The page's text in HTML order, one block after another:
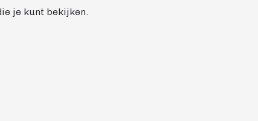
je kunt bekijken.